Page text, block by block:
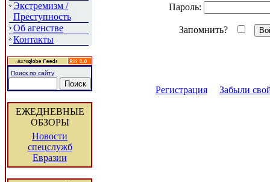
Экстремизм /
Преступность
Об агенстве
Контакты
Поиск по сайту
ЕЖЕДНЕВНЫЕ
ОБЗОРЫ
Новости
спецслужб
Евразии
Пароль:
Запомнить?
Регистрация Забыли